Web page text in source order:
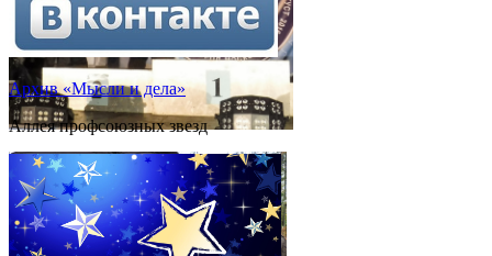
Архив «Мысли и дела»
Аллея профсоюзных звезд